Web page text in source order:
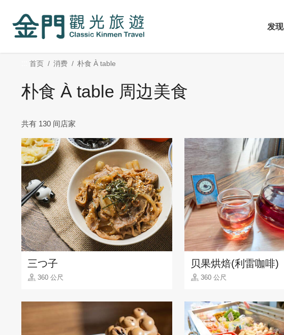
内
发现
首页 消费 朴食 À table
朴食 À table 周边美食
共有 130 间店家
三つ子
360 公尺
贝果烘焙(利雷咖啡)
360 公尺